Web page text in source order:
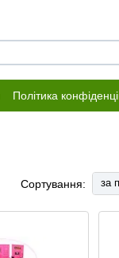
Політика
Сортування: за